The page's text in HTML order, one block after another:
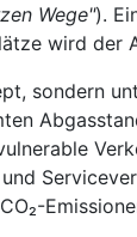
Wege").
wird der
sondern